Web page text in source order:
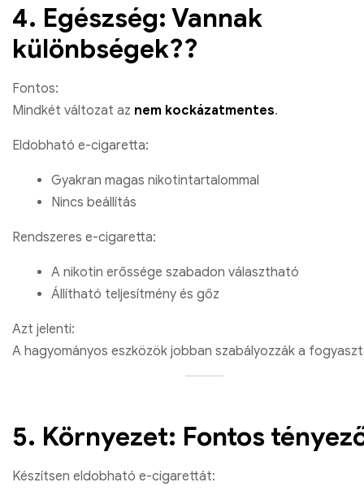
4. Egészség: Vannak
különbségek??
Fontos:
Mindkét változat az nem kockázatmentes.
Eldobható e-cigaretta:
Gyakran magas nikotintartalommal
Nincs beállítás
Rendszeres e-cigaretta:
A nikotin erőssége szabadon választható
Állítható teljesítmény és gőz
Azt jelenti:
A hagyományos eszközök jobban szabályozzák a
5. Környezet: Fontos
Készítsen eldobható e-cigarettát: